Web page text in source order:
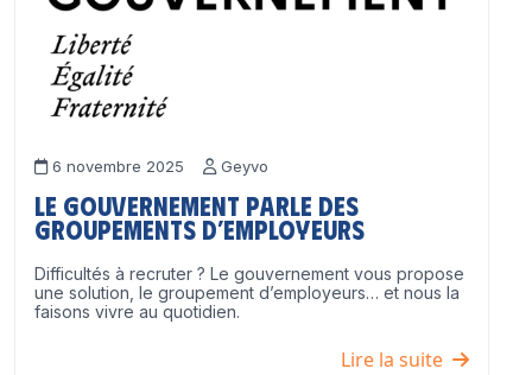
6 novembre 2025 Geyvo
Le Gouvernement parle des
groupements d’employeurs
Difficultés à recruter ? Le gouvernement vous propose
une solution, le groupement d’employeurs… et nous la
faisons vivre au quotidien.
Lire la suite